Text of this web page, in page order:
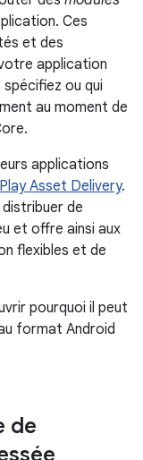
Ces
et des
application
ou qui
au moment de
.
applications
Play Asset Delivery.
de
et offre ainsi aux
flexibles et de
pourquoi il peut
format Android
de